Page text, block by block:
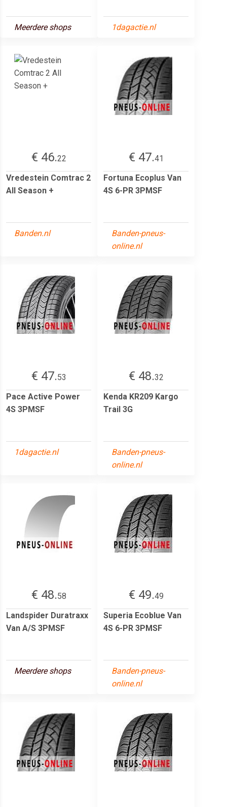
Meerdere shops 1dagactie.nl
€ 46.22
Vredestein Comtrac 2
All Season +
Banden.nl
€ 47.41
Fortuna Ecoplus Van
4S 6-PR 3PMSF
Banden-pneus-
online.nl
€ 47.53
Pace Active Power
4S 3PMSF
1dagactie.nl
€ 48.32
Kenda KR209 Kargo
Trail 3G
Banden-pneus-
online.nl
€ 48.58
Landspider Duratraxx
Van A/S 3PMSF
Meerdere shops
€ 49.49
Superia Ecoblue Van
4S 6-PR 3PMSF
Banden-pneus-
online.nl